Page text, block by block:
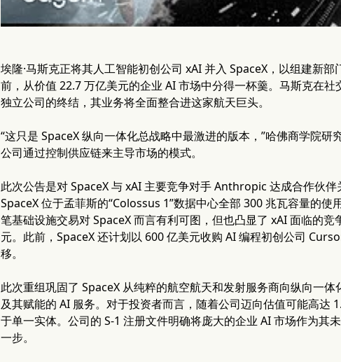
埃隆·马斯克正将其人工智能初创公司 xAI 并入 SpaceX，以组建新
前，从价值 22.7 万亿美元的企业 AI 市场中分得一杯羹。马斯克在
独立公司的终结，其业务将全面整合进这家航天巨头。
“这只是 SpaceX 纵向一体化总战略中最激进的版本，”哈佛商学院
公司通过控制供应链来主导市场的模式。
此次公告是对 SpaceX 与 xAI 主要竞争对手 Anthropic 达成合作伙
SpaceX 位于孟菲斯的“Colossus 1”数据中心全部 300 兆瓦容量的
笔基础设施交易对 SpaceX 而言有利可图，但也凸显了 xAI 面临的
元。此前，SpaceX 还计划以 600 亿美元收购 AI 编程初创公司
移。
此次重组巩固了 SpaceX 从纯粹的航空航天和发射服务商向纵向一
及其赋能的 AI 服务。对于投资者而言，随着公司迈向估值可能高达
于单一实体。公司的 S-1 注册文件明确将庞大的企业 AI 市场作为其
一步。